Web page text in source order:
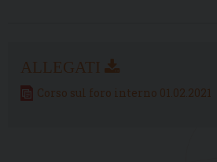
Corso sul foro interno 01.02.2021